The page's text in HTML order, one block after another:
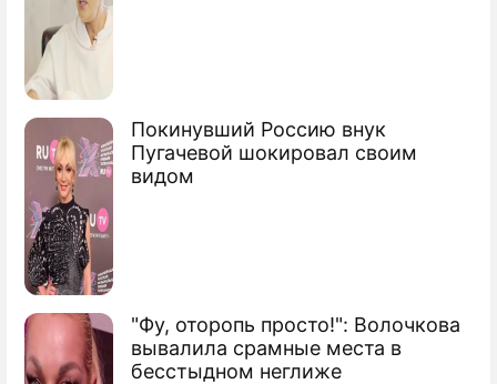
Покинувший Россию внук
Пугачевой шокировал своим
видом
"Фу, оторопь просто!": Волочкова
вывалила срамные места в
бесстыдном неглиже
избирателями
МРОТ станет равным прожиточному
минимуму
Госдума уравняла МРОТ с
прожиточным минимумом